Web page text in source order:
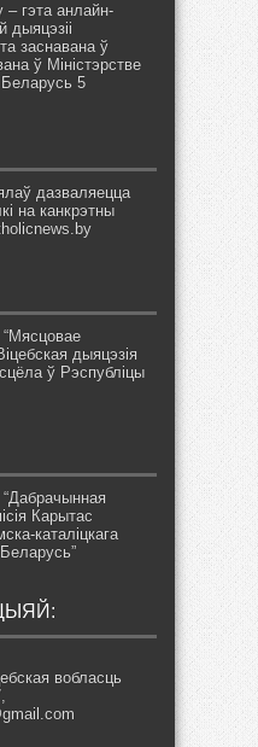
– гэта анлайн-
дыяцэзіі
заснавана ў
ў Міністэрстве
Беларусь 5
дазваляецца
на канкрэтны
“Мясцовае
дыяцэзія
ў Рэспубліцы
“Дабрачынная
Карытас
каталіцкага
вобласць